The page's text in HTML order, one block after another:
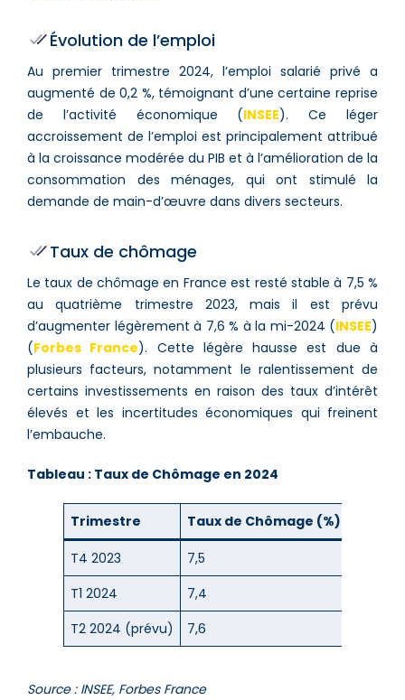
Évolution de l’emploi
Au premier trimestre 2024, l’emploi salarié privé a
augmenté de 0,2 %, témoignant d’une certaine reprise
de l’activité économique​ (INSEE)​. Ce léger
accroissement de l’emploi est principalement attribué
à la croissance modérée du PIB et à l’amélioration de la
consommation des ménages, qui ont stimulé la
demande de main-d’œuvre dans divers secteurs.
Taux de chômage
Le taux de chômage en France est resté stable à 7,5 %
au quatrième trimestre 2023, mais il est prévu
d’augmenter légèrement à 7,6 % à la mi-2024​ (INSEE)​​
(Forbes France)​. Cette légère hausse est due à
plusieurs facteurs, notamment le ralentissement de
certains investissements en raison des taux d’intérêt
élevés et les incertitudes économiques qui freinent
l’embauche.
Tableau : Taux de Chômage en 2024
Trimestre Taux de Chômage (%)
T4 2023
7,5
T1 2024
7,4
T2 2024 (prévu)
7,6
Source : INSEE, Forbes France